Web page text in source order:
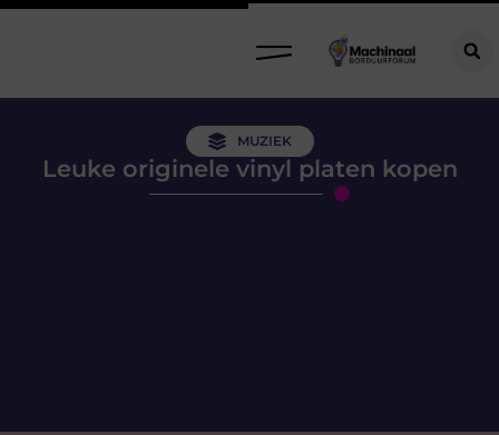
MUZIEK
Leuke originele vinyl platen kopen